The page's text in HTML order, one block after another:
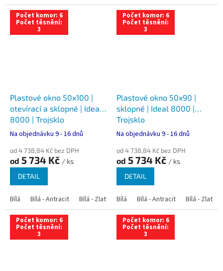
Počet komor: 6
Počet těsnění:
3
Plastové okno 50x100 |
otevírací a sklopné | Ideal
8000 | Trojsklo
Na objednávku 9 - 16 dnů
od 4 738,84 Kč bez DPH
od 5 734 Kč / ks
DETAIL
Bílá Bílá - Antracit Bílá - Zlatý dub Bílá - Tmavý dub Bílá -
Počet komor: 6
Počet těsnění:
3
Plastové okno 50x90 |
sklopné | Ideal 8000 |
Trojsklo
Na objednávku 9 - 16 dnů
od 4 738,84 Kč bez DPH
od 5 734 Kč / ks
DETAIL
Bílá Bílá - Antracit Bílá - Zlatý
Počet komor: 6
Počet těsnění:
3
Počet komor: 6
Počet těsnění:
3